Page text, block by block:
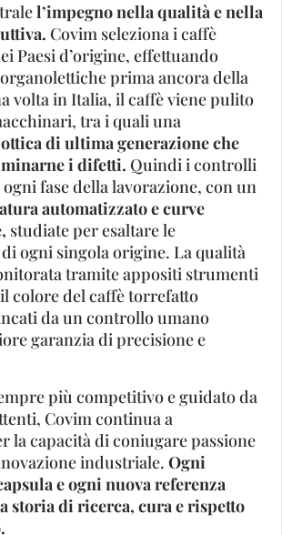
l’impegno nella qualità e nella
Covim seleziona i caffè
Paesi d’origine, effettuando
prima ancora della
volta in Italia, il caffè viene pulito
tra i quali una
di ultima generazione che
i difetti. Quindi i controlli
fase della lavorazione, con un
automatizzato e curve
studiate per esaltare le
ogni singola origine. La qualità
tramite appositi strumenti
colore del caffè torrefatto
da un controllo umano
garanzia di precisione e
più competitivo e guidato da
Covim continua a
la capacità di coniugare passione
industriale. Ogni
e ogni nuova referenza
storia di ricerca, cura e rispetto